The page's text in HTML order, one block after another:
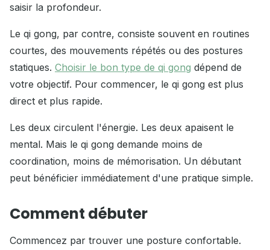
saisir la profondeur.
Le qi gong, par contre, consiste souvent en routines
courtes, des mouvements répétés ou des postures
statiques. Choisir le bon type de qi gong dépend de
votre objectif. Pour commencer, le qi gong est plus
direct et plus rapide.
Les deux circulent l'énergie. Les deux apaisent le
mental. Mais le qi gong demande moins de
coordination, moins de mémorisation. Un débutant
peut bénéficier immédiatement d'une pratique simple.
Comment débuter
Commencez par trouver une posture confortable.